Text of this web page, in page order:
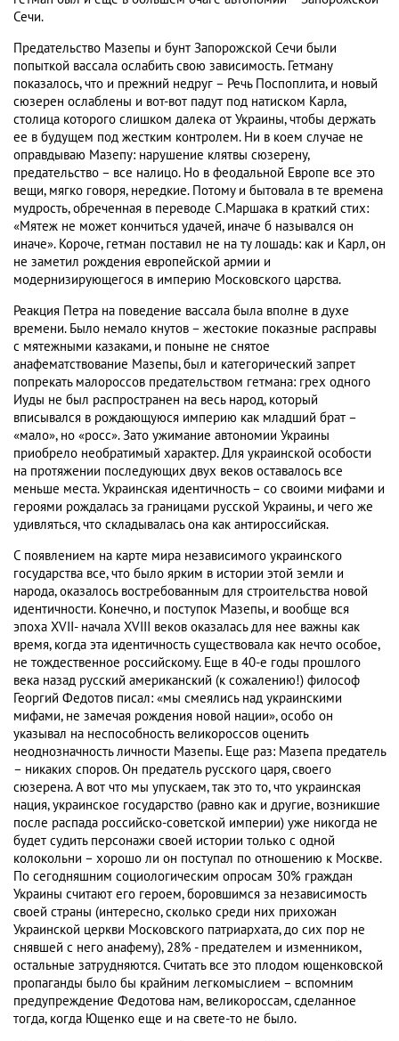
Сечи.
Предательство Мазепы и бунт Запорожской Сечи были
попыткой вассала ослабить свою зависимость. Гетману
показалось, что и прежний недруг – Речь Поспоплита, и новый
сюзерен ослаблены и вот-вот падут под натиском Карла,
столица которого слишком далека от Украины, чтобы держать
ее в будущем под жестким контролем. Ни в коем случае не
оправдываю Мазепу: нарушение клятвы сюзерену,
предательство – все налицо. Но в феодальной Европе все это
вещи, мягко говоря, нередкие. Потому и бытовала в те времена
мудрость, обреченная в переводе С.Маршака в краткий стих:
«Мятеж не может кончиться удачей, иначе б назывался он
иначе». Короче, гетман поставил не на ту лошадь: как и Карл, он
не заметил рождения европейской армии и
модернизирующегося в империю Московского царства.
Реакция Петра на поведение вассала была вполне в духе
времени. Было немало кнутов – жестокие показные расправы
с мятежными казаками, и поныне не снятое
анафематствование Мазепы, был и категорический запрет
попрекать малороссов предательством гетмана: грех одного
Иуды не был распространен на весь народ, который
вписывался в рождающуюся империю как младший брат –
«мало», но «росс». Зато ужимание автономии Украины
приобрело необратимый характер. Для украинской особости
на протяжении последующих двух веков оставалось все
меньше места. Украинская идентичность – со своими мифами и
героями рождалась за границами русской Украины, и чего же
удивляться, что складывалась она как антироссийская.
С появлением на карте мира независимого украинского
государства все, что было ярким в истории этой земли и
народа, оказалось востребованным для строительства новой
идентичности. Конечно, и поступок Мазепы, и вообще вся
эпоха XVII- начала XVIII веков оказалась для нее важны как
время, когда эта идентичность существовала как нечто особое,
не тождественное российскому. Еще в 40-е годы прошлого
века назад русский американский (к сожалению!) философ
Георгий Федотов писал: «мы смеялись над украинскими
мифами, не замечая рождения новой нации», особо он
указывал на неспособность великороссов оценить
неоднозначность личности Мазепы. Еще раз: Мазепа предатель
– никаких споров. Он предатель русского царя, своего
сюзерена. А вот что мы упускаем, так это то, что украинская
нация, украинское государство (равно как и другие, возникшие
после распада российско-советской империи) уже никогда не
будет судить персонажи своей истории только с одной
колокольни – хорошо ли он поступал по отношению к Москве.
По сегодняшним социологическим опросам 30% граждан
Украины считают его героем, боровшимся за независимость
своей страны (интересно, сколько среди них прихожан
Украинской церкви Московского патриархата, до сих пор не
снявшей с него анафему), 28% - предателем и изменником,
остальные затрудняются. Считать все это плодом ющенковской
пропаганды было бы крайним легкомыслием – вспомним
предупреждение Федотова нам, великороссам, сделанное
тогда, когда Ющенко еще и на свете-то не было.